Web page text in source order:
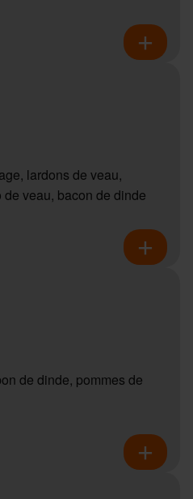
lardons de veau,
veau, bacon de dinde
de dinde, pommes de